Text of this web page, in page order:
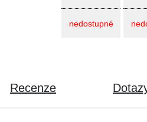
nedostupné
Recenze